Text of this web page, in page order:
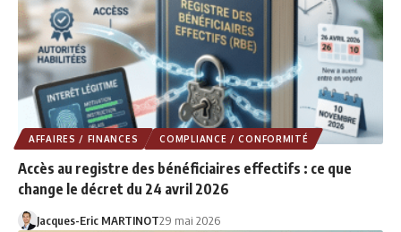
AFFAIRES / FINANCES COMPLIANCE / CONFORMITÉ
Accès au registre des bénéficiaires effectifs : ce que
change le décret du 24 avril 2026
Jacques-Eric MARTINOT29 mai 2026